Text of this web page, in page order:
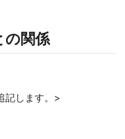
関係
記します。>